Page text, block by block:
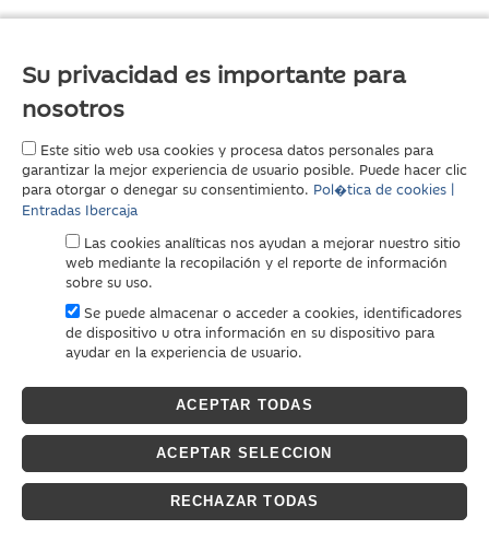
Su privacidad es importante para
nosotros
Este sitio web usa cookies y procesa datos personales para
garantizar la mejor experiencia de usuario posible. Puede hacer clic
para otorgar o denegar su consentimiento. Pol�tica de cookies |
Entradas Ibercaja
Las cookies analíticas nos ayudan a mejorar nuestro sitio
web mediante la recopilación y el reporte de información
sobre su uso.
Se puede almacenar o acceder a cookies, identificadores
de dispositivo u otra información en su dispositivo para
ayudar en la experiencia de usuario.
ACEPTAR TODAS
ACEPTAR SELECCION
RECHAZAR TODAS